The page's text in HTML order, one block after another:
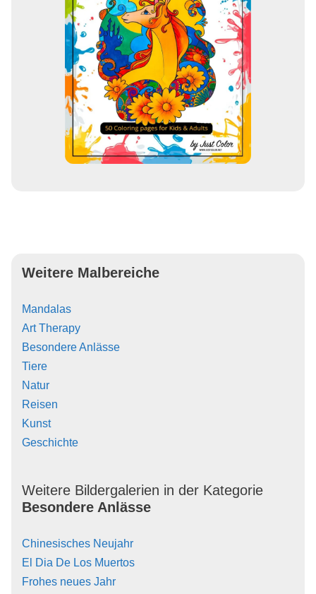
Weitere Malbereiche
Mandalas
Art Therapy
Besondere Anlässe
Tiere
Natur
Reisen
Kunst
Geschichte
Weitere Bildergalerien in der Kategorie
Besondere Anlässe
Chinesisches Neujahr
El Dia De Los Muertos
Frohes neues Jahr